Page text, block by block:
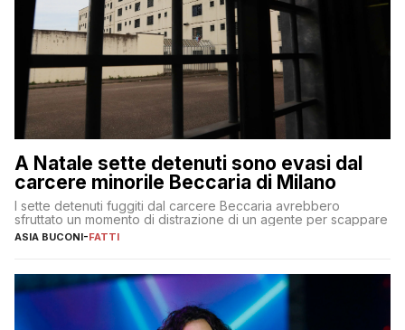
A Natale sette detenuti sono evasi dal
carcere minorile Beccaria di Milano
I sette detenuti fuggiti dal carcere Beccaria avrebbero
sfruttato un momento di distrazione di un agente per scappare
ASIA BUCONI-FATTI